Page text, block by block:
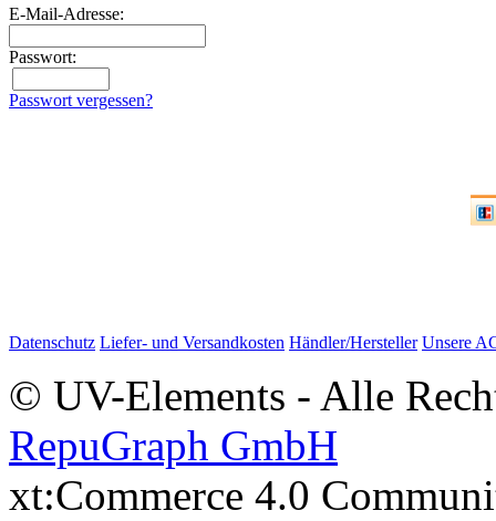
E-Mail-Adresse:
Passwort:
Passwort vergessen?
Datenschutz Liefer- und Versandkosten Händler/Hersteller Unsere
© UV-Elements - Alle
RepuGraph GmbH
xt:Commerce 4.0